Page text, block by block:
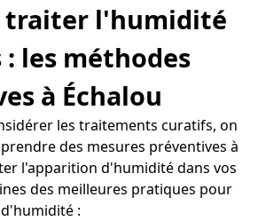
traiter l'humidité
: les méthodes
à Échalou
les traitements curatifs, on
des mesures préventives à
l'apparition d'humidité dans vos
des meilleures pratiques pour
: